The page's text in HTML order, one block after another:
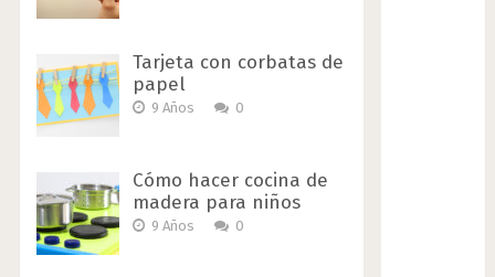
Tarjeta con corbatas de
papel
9 Años 0
Cómo hacer cocina de
madera para niños
9 Años 0